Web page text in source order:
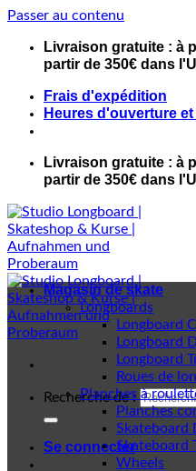
Passer au contenu
Livraison gratuite : à
partir de 350€ dans
Frais d'expédition
Heures d'ouverture
Livraison gratuite : à
partir de 350€ dans
Recherche de :
Se connecter
Magasin de skate
Longboards
Longboard
Longboard
Longboard
Roues de
Planches à
Planches
Skateboard
Skateboard
Wheels